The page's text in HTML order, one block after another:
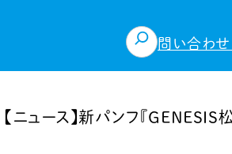
検
問い合わせ
【ニュース】新パンフ『